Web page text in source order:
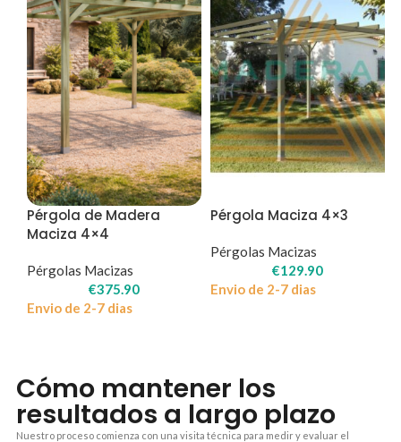
Pérgola de Madera
Maciza 4×4
Pérgolas Macizas
€375.90
Envio de 2-7 dias
Pérgola Maciza 4×3
Pérgolas Macizas
€129.90
Envio de 2-7 dias
Cómo mantener los
resultados a largo plazo
Nuestro proceso comienza con una visita técnica para medir y evaluar el